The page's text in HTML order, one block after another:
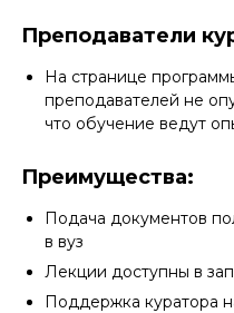
Преподаватели
На странице
преподавателей не
что обучение ведут
Преимущества:
Подача документов
в вуз
Лекции доступны в
Поддержка куратора